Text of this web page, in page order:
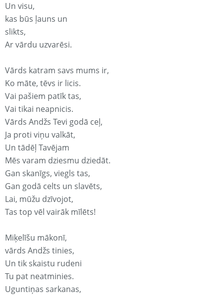
Un visu,
kas būs ļauns un
slikts,
Ar vārdu uzvarēsi.
Vārds katram savs mums ir,
Ko māte, tēvs ir licis.
Vai pašiem patīk tas,
Vai tikai neapnicis.
Vārds Andžs Tevi godā ceļ,
Ja proti viņu valkāt,
Un tādēļ Tavējam
Mēs varam dziesmu dziedāt.
Gan skanīgs, viegls tas,
Gan godā celts un slavēts,
Lai, mūžu dzīvojot,
Tas top vēl vairāk mīlēts!
Miķelīšu mākonī,
vārds Andžs tinies,
Un tik skaistu rudeni
Tu pat neatminies.
Uguntiņas sarkanas,